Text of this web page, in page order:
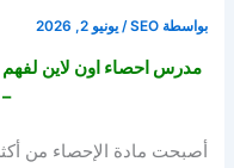
بواسطة SEO
/يونيو 2, 2026
مدرس احصاء اون لاين
أصبحت مادة الإحصاء من